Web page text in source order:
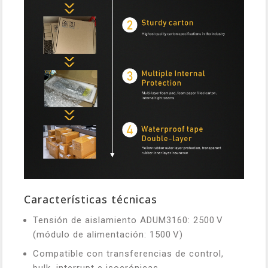
Características técnicas
Tensión de aislamiento ADUM3160: 2500 V
(módulo de alimentación: 1500 V)
Compatible con transferencias de control,